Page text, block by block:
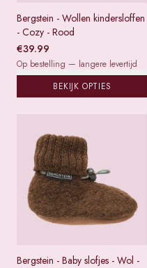
Bergstein - Wollen kindersloffen
- Cozy - Rood
€39.99
Op bestelling — langere levertijd
BEKIJK OPTIES
Bergstein - Baby slofjes - Wol -